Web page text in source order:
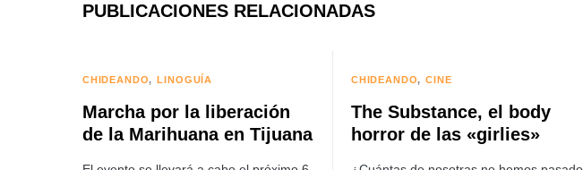
PUBLICACIONES RELACIONADAS
CHIDEANDO LINOGUÍA
Marcha por la liberación
de la Marihuana en Tijuana
CHIDEANDO CINE
The Substance, el body
horror de las «girlies»